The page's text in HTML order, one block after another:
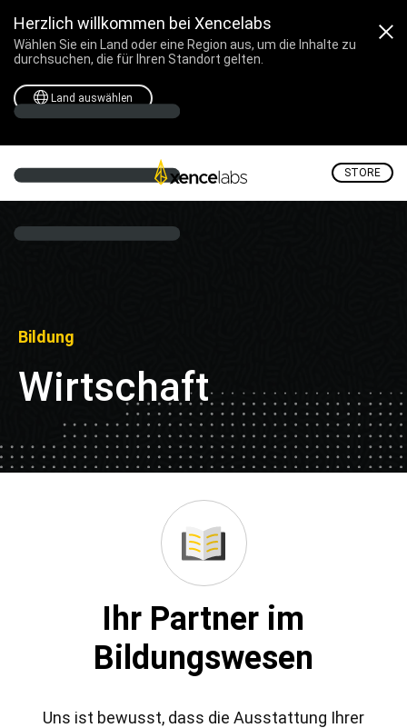
Herzlich willkommen bei Xencelabs
Wählen Sie ein Land oder eine Region aus, um die Inhalte zu
durchsuchen, die für Ihren Standort gelten.
Land auswählen
STORE
Bildung
Wirtschaft
Ihr Partner im
Bildungswesen
Uns ist bewusst, dass die Ausstattung Ihrer